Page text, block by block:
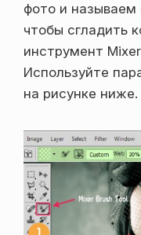
фото и называем
чтобы сгладить
инструмент
Используйте
на рисунке ниже.